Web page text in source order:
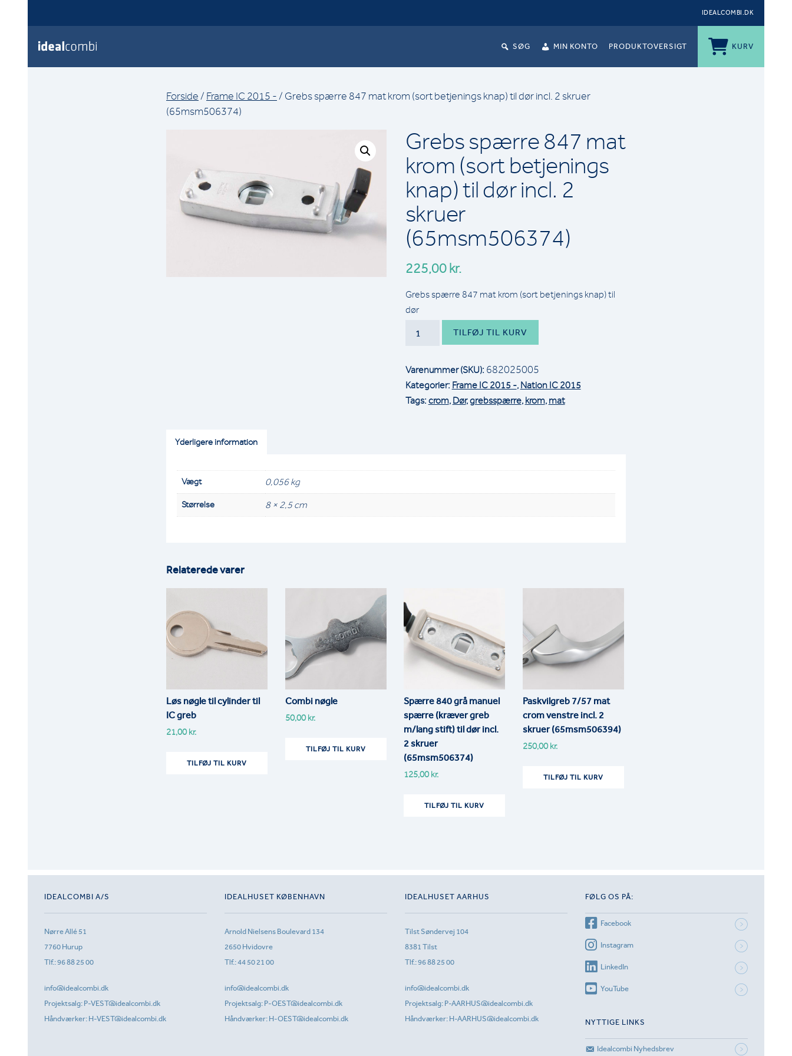
IDEALCOMBI.DK
KURV
SØG MIN KONTO PRODUKTOVERSIGT
Forside / Frame IC 2015 - / Grebs spærre 847 mat krom (sort betjenings knap) til dør incl. 2 skruer
(65msm506374)
Grebs spærre 847 mat
krom (sort betjenings
knap) til dør incl. 2
skruer
(65msm506374)
225,00 kr.
Grebs spærre 847 mat krom (sort betjenings knap) til
dør
MAT
KROM
(SORT
2
TILFØJ TIL KURV
Varenummer (SKU): 682025005
Kategorier: Frame IC 2015 -, Nation IC 2015
Tags: crom, Dør,grebsspærre, krom, mat
Yderligere information
Vægt 0,056 kg
Størrelse 8 × 2,5 cm
Relaterede varer
Løs nøgle til cylinder til
IC greb
21,00kr.
TILFØJ TIL KURV
Combi nøgle
50,00kr.
TILFØJ TIL KURV
Spærre 840 grå manuel
spærre (kræver greb
m/lang stift) til dør incl.
2 skruer
(65msm506374)
125,00kr.
TILFØJ TIL KURV
Paskvilgreb 7/57 mat
crom venstre incl. 2
skruer (65msm506394)
250,00kr.
TILFØJ TIL KURV
IDEALCOMBI A/S
Nørre Allé 51
7760 Hurup
Tlf.:96 88 25 00
info@idealcombi.dk
Projektsalg: P-VEST@idealcombi.dk
Håndværker: H-VEST@idealcombi.dk
IDEALHUSET KØBENHAVN
Arnold Nielsens Boulevard 134
2650 Hvidovre
Tlf.:44 50 21 00
info@idealcombi.dk
Projektsalg: P-OEST@idealcombi.dk
Håndværker: H-OEST@idealcombi.dk
IDEALHUSET AARHUS
Tilst Søndervej 104
8381 Tilst
Tlf.:96 88 25 00
info@idealcombi.dk
Projektsalg: P-AARHUS@idealcombi.dk
Håndværker: H-AARHUS@idealcombi.dk
FØLG OS PÅ:
Facebook
Instagram
LinkedIn
YouTube
NYTTIGE LINKS
Idealcombi Nyhedsbrev